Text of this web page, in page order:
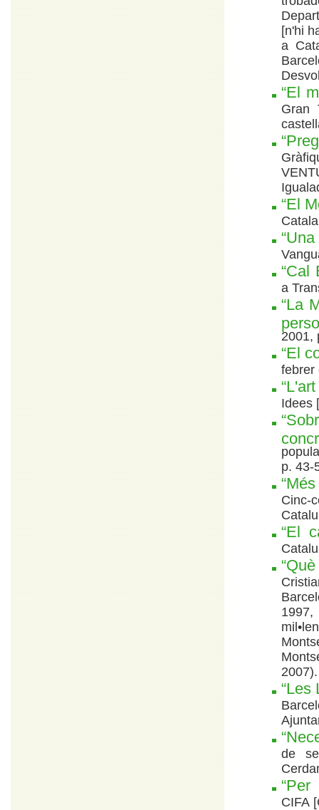
[n'hi
a
“El
Gran
“El
“Cal
a
“La
2001,
“El
febrer
Idees
p. 43-
“El
1997,
2007).
“Les
de
“Per
CIFA